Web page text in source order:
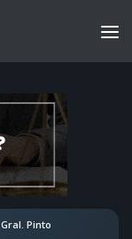
Gral. Pinto